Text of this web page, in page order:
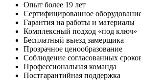
Опыт более 19 лет
Сертифицированное
Гарантия на работы и материалы
Комплексный подход «под ключ»
Бесплатный выезд замерщика
Прозрачное ценообразование
Соблюдение согласованных
Профессиональная команда
Постгарантийная поддержка